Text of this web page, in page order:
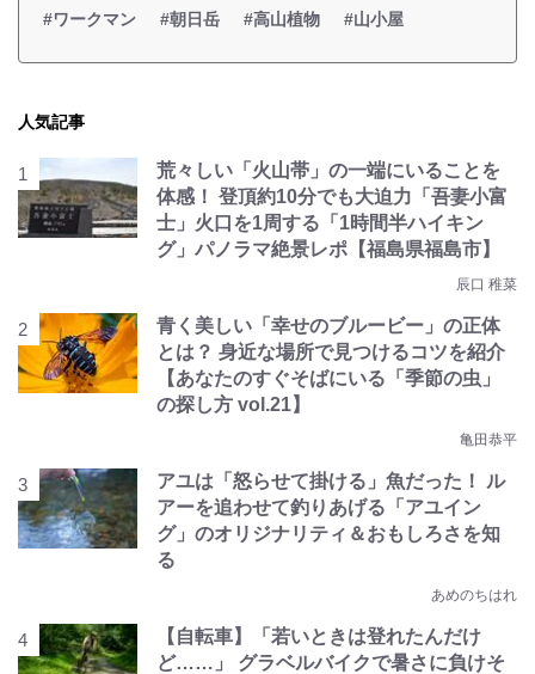
#ワークマン
#朝日岳 #高山植物 #山小屋
人気記事
荒々しい「火山帯」の一端にいることを
体感！ 登頂約10分でも大迫力「吾妻小富
士」火口を1周する「1時間半ハイキン
グ」パノラマ絶景レポ【福島県福島市】
辰口 稚菜
青く美しい「幸せのブルービー」の正体
とは？ 身近な場所で見つけるコツを紹介
【あなたのすぐそばにいる「季節の虫」
の探し方 vol.21】
亀田恭平
アユは「怒らせて掛ける」魚だった！ ル
アーを追わせて釣りあげる「アユイン
グ」のオリジナリティ＆おもしろさを知
る
あめのちはれ
【自転車】「若いときは登れたんだけ
ど……」 グラベルバイクで暑さに負けそ